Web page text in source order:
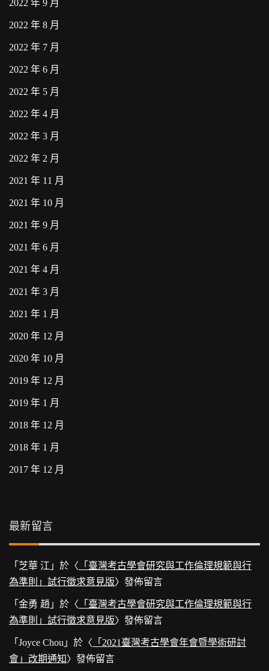
2022 年 9 月
2022 年 8 月
2022 年 7 月
2022 年 6 月
2022 年 5 月
2022 年 4 月
2022 年 3 月
2022 年 2 月
2021 年 11 月
2021 年 10 月
2021 年 9 月
2021 年 6 月
2021 年 4 月
2021 年 3 月
2021 年 1 月
2020 年 12 月
2020 年 10 月
2019 年 12 月
2019 年 1 月
2018 年 12 月
2018 年 1 月
2017 年 12 月
最新留言
「 芝華 江 」於〈 「臺灣考古學會研究與工作倫理規範與行
為準則」試行徵求意見版〉發佈留言
「 金勇 趙 」於〈 「臺灣考古學會研究與工作倫理規範與行
為準則」試行徵求意見版〉發佈留言
「 Joyce Chou 」於〈 「2021臺灣考古學會年會暨學術研討
會」改期通知〉發佈留言